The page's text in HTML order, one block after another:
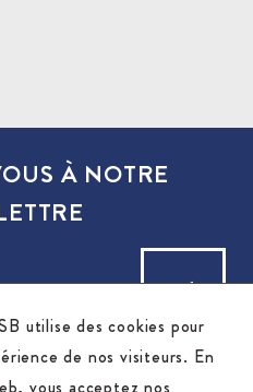
À NOTRE
utilise des cookies pour
de nos visiteurs. En